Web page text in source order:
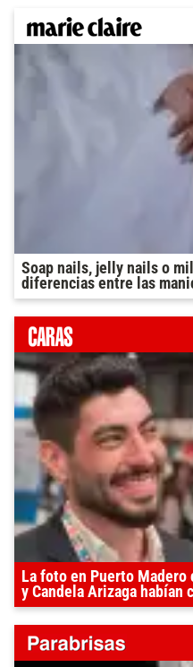
Soap nails, jelly nails o
diferencias entre las
La foto en Puerto Madero
y Candela Arizaga habían